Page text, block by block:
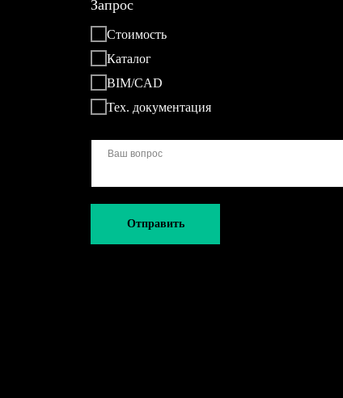
Запрос
Стоимость
Каталог
BIM/CAD
Тех. документация
Отправить